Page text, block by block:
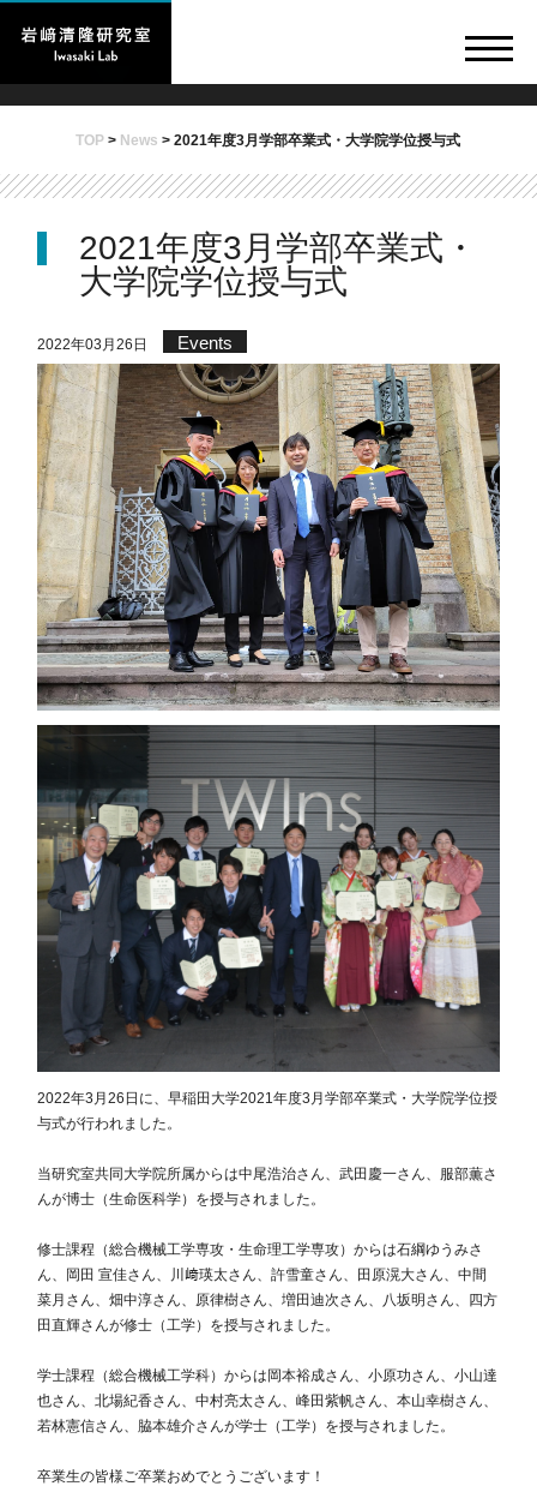
TOP> News > 2021年度3月学部卒業式・大学院学位授与式
2021年度3月学部卒業式・
大学院学位授与式
2022年03月26日 Events
2022年3月26日に、早稲田大学2021年度3月学部卒業式・大学院学位授
与式が行われました。
当研究室共同大学院所属からは中尾浩治さん、武田慶一さん、服部薫さ
んが博士（生命医科学）を授与されました。
修士課程（総合機械工学専攻・生命理工学専攻）からは石綱ゆうみさ
ん、岡田 宣佳さん、川﨑瑛太さん、許雪童さん、田原滉大さん、中間
菜月さん、畑中淳さん、原律樹さん、増田迪次さん、八坂明さん、四方
田直輝さんが修士（工学）を授与されました。
学士課程（総合機械工学科）からは岡本裕成さん、小原功さん、小山達
也さん、北場紀香さん、中村亮太さん、峰田紫帆さん、本山幸樹さん、
若林憲信さん、脇本雄介さんが学士（工学）を授与されました。
卒業生の皆様ご卒業おめでとうございます！